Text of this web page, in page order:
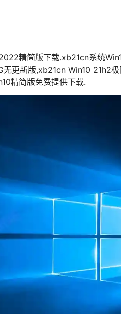
精简版下载.xb21cn系统
更新版,xb21cn Win10 21h2
精简版免费提供下载.